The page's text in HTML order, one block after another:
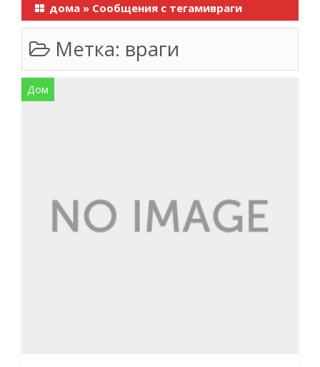
дома » Сообщения с тегамивраги
Метка: враги
Дом